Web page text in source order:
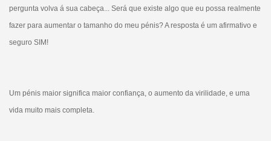
pergunta volva á sua cabeça... Será que existe algo que eu possa realmente
fazer para aumentar o tamanho do meu pénis? A resposta é um afirmativo e
seguro SIM!
Um pénis maior significa maior confiança, o aumento da virilidade, e uma
vida muito mais completa.